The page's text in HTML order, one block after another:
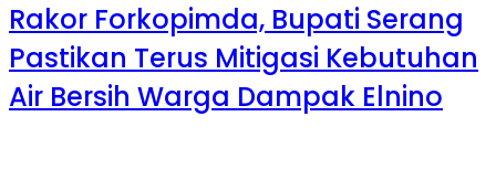
Rakor Forkopimda, Bupati Serang
Pastikan Terus Mitigasi Kebutuhan
Air Bersih Warga Dampak Elnino